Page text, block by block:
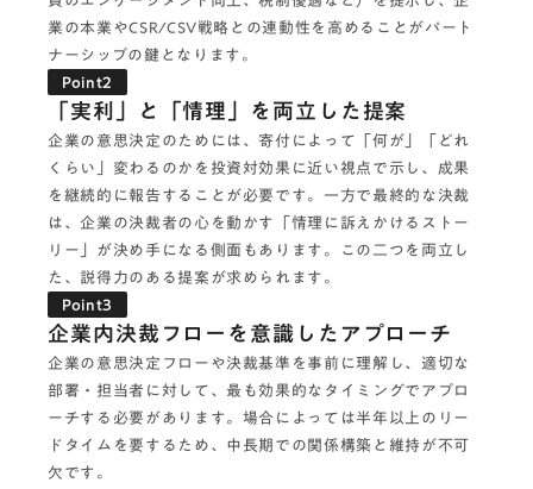
業の本業やCSR/CSV戦略との連動性を高めることがパート
ナーシップの鍵となります。
Point2
「実利」と「情理」を両立した提案
企業の意思決定のためには、寄付によって「何が」「どれ
くらい」変わるのかを投資対効果に近い視点で示し、成果
を継続的に報告することが必要です。一方で最終的な決裁
は、企業の決裁者の心を動かす「情理に訴えかけるストー
リー」が決め手になる側面もあります。この二つを両立し
た、説得力のある提案が求められます。
Point3
企業内決裁フローを意識したアプローチ
企業の意思決定フローや決裁基準を事前に理解し、適切な
部署・担当者に対して、最も効果的なタイミングでアプロ
ーチする必要があります。場合によっては半年以上のリー
ドタイムを要するため、中長期での関係構築と維持が不可
欠です。